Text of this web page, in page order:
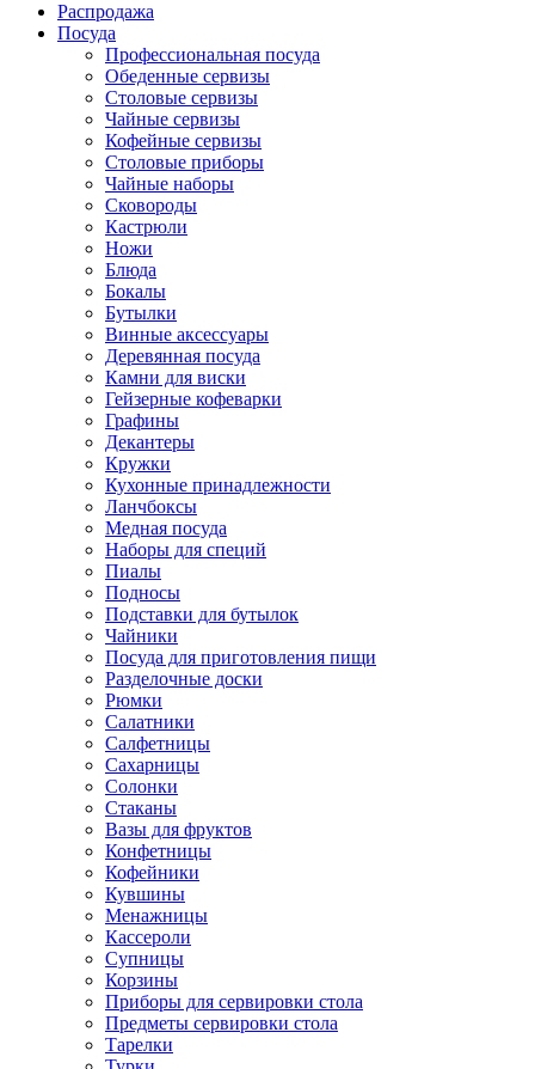
Распродажа
Посуда
Профессиональная посуда
Обеденные сервизы
Столовые сервизы
Чайные сервизы
Кофейные сервизы
Столовые приборы
Чайные наборы
Сковороды
Кастрюли
Ножи
Блюда
Бокалы
Бутылки
Винные аксессуары
Деревянная посуда
Камни для виски
Гейзерные кофеварки
Графины
Декантеры
Кружки
Кухонные принадлежности
Ланчбоксы
Медная посуда
Наборы для специй
Пиалы
Подносы
Подставки для бутылок
Чайники
Посуда для приготовления пищи
Разделочные доски
Рюмки
Салатники
Салфетницы
Сахарницы
Солонки
Стаканы
Вазы для фруктов
Конфетницы
Кофейники
Кувшины
Менажницы
Кассероли
Супницы
Корзины
Приборы для сервировки стола
Предметы сервировки стола
Тарелки